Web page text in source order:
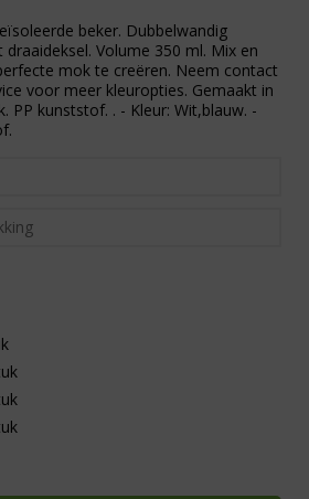
beker. Dubbelwandig
Volume 350 ml. Mix en
mok te creëren. Neem contact
voor meer kleuropties. Gemaakt in
PP kunststof. . - Kleur: Wit,blauw. -